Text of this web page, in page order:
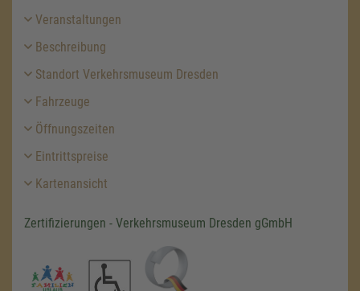
Veranstaltungen
Beschreibung
Standort Verkehrsmuseum Dresden
Fahrzeuge
Öffnungszeiten
Eintrittspreise
Kartenansicht
Zertifizierungen - Verkehrsmuseum Dresden gGmbH